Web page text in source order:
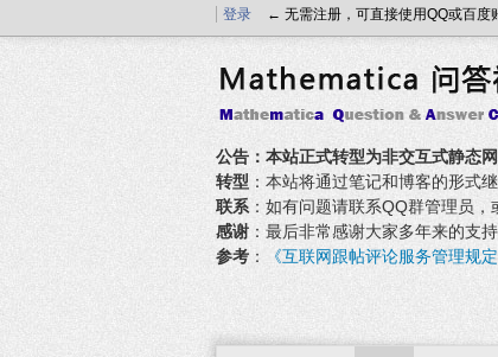
登录 ← 无需注册，可直接使用QQ或百度
公告：本站正式转型为非交互式静态网
转型 ：本站将通过笔记和博客的形式
联系 ：如有问题请联系QQ群管理员
感谢 ：最后非常感谢大家多年来的支
参考 ： 《互联网跟帖评论服务管理规定